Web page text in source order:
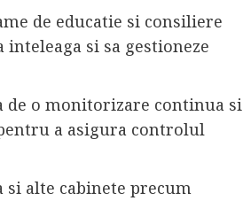
de educatie si consiliere
si sa gestioneze
de o monitorizare continua si
a asigura controlul
si alte cabinete precum